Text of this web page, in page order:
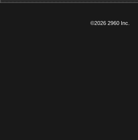
©2026 2960 Inc.